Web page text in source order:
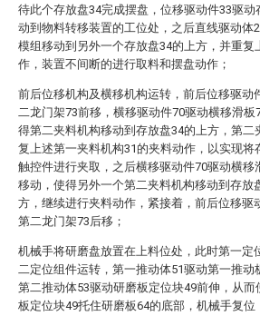
待此个存放盘34完成摆盘，位移驱动件33驱动
动到物料转移装置的工位处，之后直线驱动体
模组移动到另外一个存放盘34的上方，并重复
作，装置不间断的进行取料和摆盘动作；
前后位移机构及横移机构运转，前后位移驱动
二龙门架73前移，横移驱动件70驱动横移滑板
得第二夹料机构移动到存放盘34的上方，第二
复上述第一夹料机构31的夹料动作，以实现将
触控件进行夹取，之后横移驱动件70驱动横移
移动，使得另外一个第二夹料机构移动到存放
方，继续进行夹料动作，紧接着，前后位移驱
第二龙门架73后移；
机械手将研磨盘放置在上料位处，此时第一定
二定位组件运转，第一推动体51驱动第一推动
第二推动体53驱动研磨板定位块49前伸，从而
板定位块49托住研磨板64的底部，机械手复位